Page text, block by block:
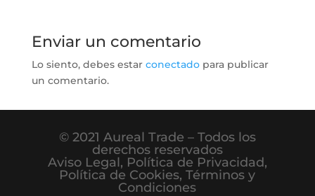
Enviar un comentario
Lo siento, debes estar conectadopara publicar
un comentario.
© 2021 Aureal Trade – Todos los
derechos reservados
Aviso Legal, Política de Privacidad,
Política de Cookies,Términos y
Condiciones